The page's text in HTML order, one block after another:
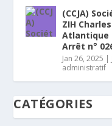
(CCJA)
ZIH
Atlantique
Arrêt n°
Jan 26, 2025 |
administratif
CATÉGORIES